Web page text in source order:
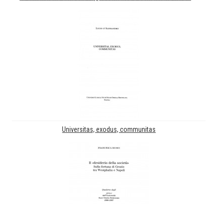
Universitas, exodus, communitas